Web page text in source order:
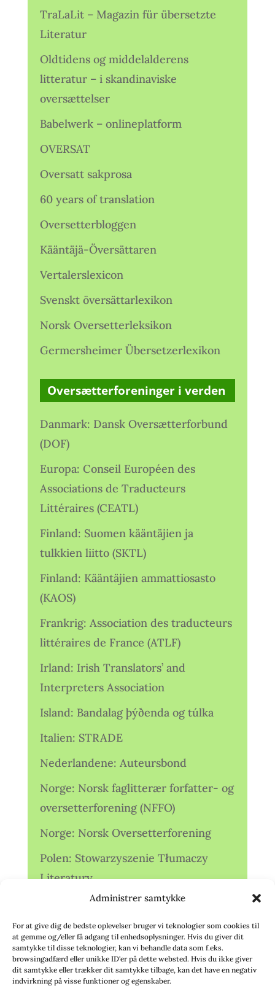
Administrer samtykke
For at give dig de bedste oplevelser bruger vi teknologier som cookies til
at gemme og/eller få adgang til enhedsoplysninger. Hvis du giver dit
samtykke til disse teknologier, kan vi behandle data som f.eks.
browsingadfærd eller unikke ID'er på dette websted. Hvis du ikke giver
dit samtykke eller trækker dit samtykke tilbage, kan det have en negativ
indvirkning på visse funktioner og egenskaber.
TraLaLit – Magazin für übersetzte
Literatur
Oldtidens og middelalderens
litteratur – i skandinaviske
oversættelser
Babelwerk – onlineplatform
OVERSAT
Oversatt sakprosa
60 years of translation
Oversetterbloggen
Kääntäjä-Översättaren
Vertalerslexicon
Svenskt översättarlexikon
Norsk Oversetterleksikon
Germersheimer Übersetzerlexikon
Oversætterforeninger i verden
Danmark: Dansk Oversætterforbund
(DOF)
Europa: Conseil Européen des
Associations de Traducteurs
Littéraires (CEATL)
Finland: Suomen kääntäjien ja
tulkkien liitto (SKTL)
Finland: Kääntäjien ammattiosasto
(KAOS)
Frankrig: Association des traducteurs
littéraires de France (ATLF)
Irland: Irish Translators’ and
Interpreters Association
Island: Bandalag þýðenda og túlka
Italien: STRADE
Nederlandene: Auteursbond
Norge: Norsk faglitterær forfatter- og
oversetterforening (NFFO)
Norge: Norsk Oversetterforening
Polen: Stowarzyszenie Tłumaczy
Literatury
Storbritannien: Translators
Association (TA)
Sverige: Översättarsektionen (Ö.)
Sverige: Översättarcentrum (ÖC)